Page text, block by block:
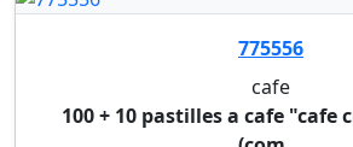
sucre
dextrose,edulcorant